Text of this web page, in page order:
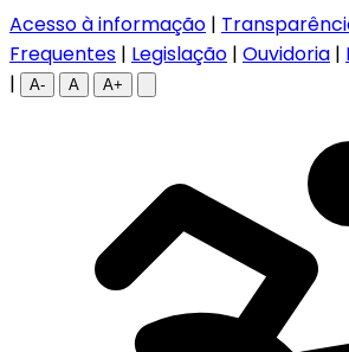
Acesso à informação |
Frequentes | Legislação | Ouvidoria |
|
A- A A+